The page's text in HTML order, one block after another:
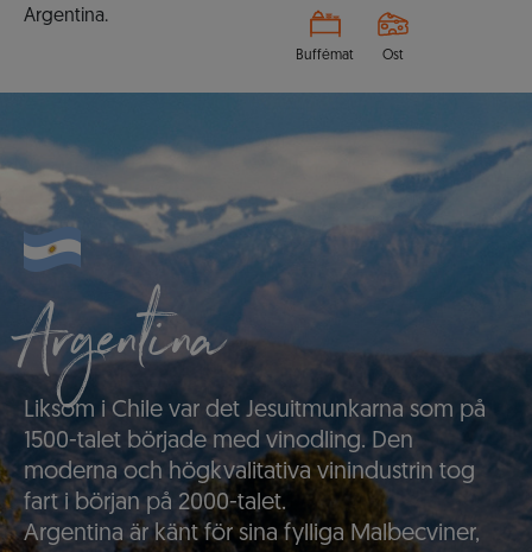
Argentina.
Buffémat Ost
Argentina
Liksom i Chile var det Jesuitmunkarna som på
1500-talet började med vinodling. Den
moderna och högkvalitativa vinindustrin tog
fart i början på 2000-talet.
Argentina är känt för sina fylliga Malbecviner,